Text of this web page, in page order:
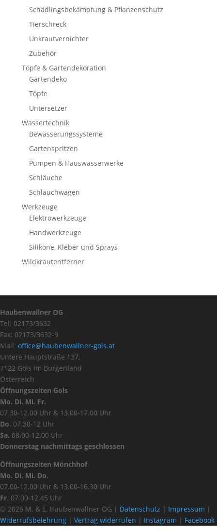
Schädlingsbekämpfung & Pflanzenschutz
Tierschreck
Unkrautvernichter
Zubehör
Töpfe & Gartendekoration
Gartendeko
Töpfe
Untersetzer
Wassertechnik
Bewässerungssysteme
Gartenspritzen
Pumpen & Hauswasserwerke
Schläuche
Schlauchwagen
Werkzeuge
Elektrowerkzeuge
Handwerkzeuge
Silikone, Kleber und Sprays
Wildkrautentferner
Haubenwallner OG
Tel: 02173/3632
Fax: 02173/3632-9
Mail: office@haubenwallner-gols.at
Untere Hauptstraße 137,
7122 Gols im Burgenland
Österreich
Öffnungszeiten Gols
Mo. Di. Mi. Fr.
07.30-12.00 Uhr & 13.00-17.00 Uhr
Do. 07.30-12 Uhr
Sa. 08.00-12.00 Uhr
Donnerstag nachmittags geschlossen
Öffnungszeiten Mönchhof
Mo. Di. Mi. Do.
07.00-12.00 Uhr & 13.00-16.30 Uhr
Fr. 07.00-12.45 Uhr
© 2026 M. & E. Haubenwallner OG | Datenschutz | Impressum |
Widerrufsbelehrung | Vertrag widerrufen | Instagram | Facebook